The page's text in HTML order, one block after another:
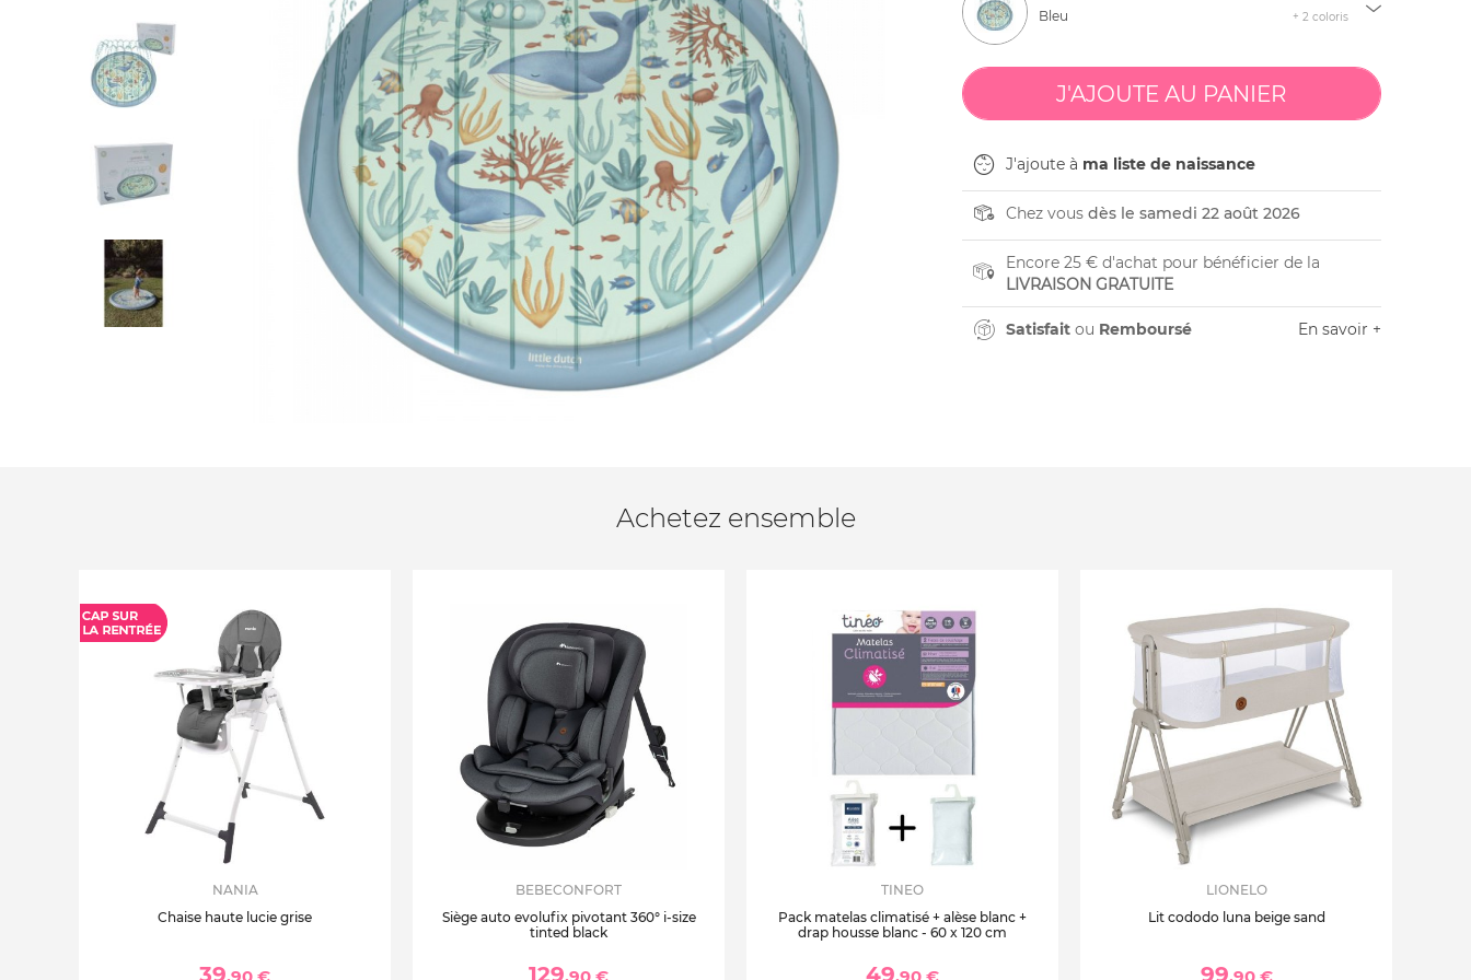
Bleu + 2 coloris
J'ajoute à ma liste de naissance
Chez vous dès le samedi 22 août 2026
Encore 25 € d'achat pour bénéficier de la
LIVRAISON GRATUITE
Satisfaitou Remboursé En savoir +
Achetez ensemble
NANIA
Chaise haute lucie grise
39
BEBECONFORT
Siège auto evolufix pivotant 360° i-size
tinted black
129
TINEO
Pack matelas climatisé + alèse blanc +
drap housse blanc - 60 x 120 cm
49
LIONELO
Lit cododo luna beige sand
99